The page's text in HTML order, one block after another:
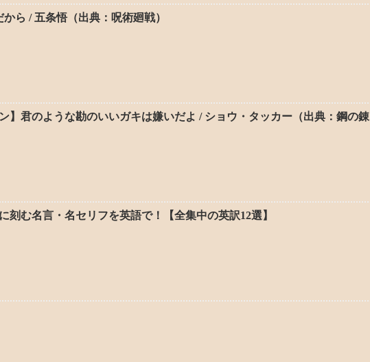
ら / 五条悟（出典：呪術廻戦）
】君のような勘のいいガキは嫌いだよ / ショウ・タッカー（出典：鋼の錬
刻む名言・名セリフを英語で！【全集中の英訳12選】